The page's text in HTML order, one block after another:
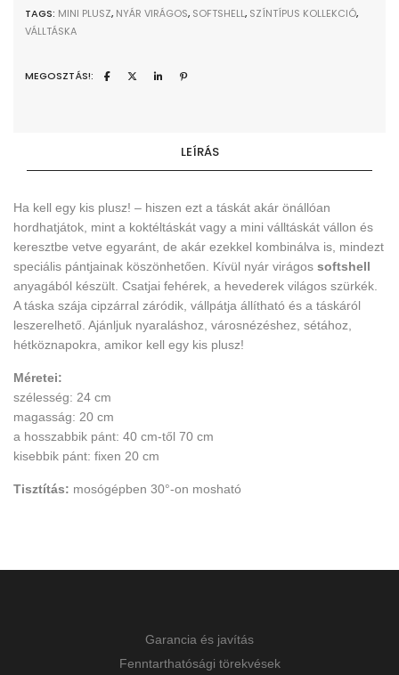
TAGS: MINI PLUSZ, NYÁR VIRÁGOS, SOFTSHELL, SZÍNTÍPUS KOLLEKCIÓ,
VÁLLTÁSKA
MEGOSZTÁS!:
LEÍRÁS
Ha kell egy kis plusz! – hiszen ezt a táskát akár önállóan
hordhatjátok, mint a koktéltáskát vagy a mini válltáskát vállon és
keresztbe vetve egyaránt, de akár ezekkel kombinálva is, mindezt
speciális pántjainak köszönhetően. Kívül nyár virágos softshell
anyagából készült. Csatjai fehérek, a hevederek világos szürkék.
A táska szája cipzárral záródik, vállpátja állítható és a táskáról
leszerelhető. Ajánljuk nyaraláshoz, városnézéshez, sétához,
hétköznapokra, amikor kell egy kis plusz!
Méretei:
szélesség: 24 cm
magasság: 20 cm
a hosszabbik pánt: 40 cm-től 70 cm
kisebbik pánt: fixen 20 cm
Tisztítás: mosógépben 30°-on mosható
Garancia és javítás
Fenntarthatósági törekvések